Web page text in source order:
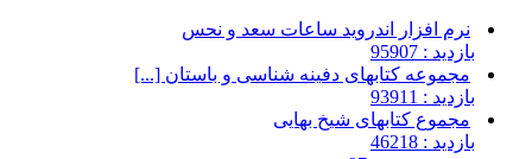
نرم افزار اندروید ساعات سعد و نحس
بازدید : 95907
مجموعه کتابهای دفینه شناسی و باستان [...]
بازدید : 93911
مجموع کتابهای شیخ بهایی
بازدید : 46218